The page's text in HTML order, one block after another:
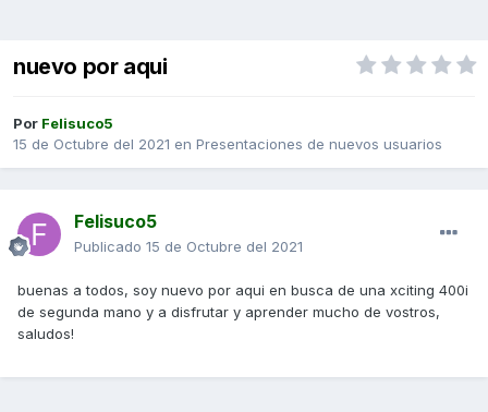
nuevo por aqui
Por Felisuco5
15 de Octubre del 2021 en Presentaciones de nuevos usuarios
Felisuco5
Publicado 15 de Octubre del 2021
buenas a todos, soy nuevo por aqui en busca de una xciting 400i
de segunda mano y a disfrutar y aprender mucho de vostros,
saludos!